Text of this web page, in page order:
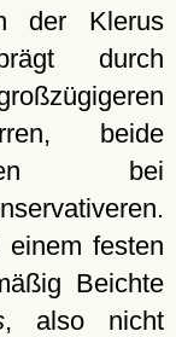
der Klerus
durch
beide
bei
festen
Beichte
, also nicht